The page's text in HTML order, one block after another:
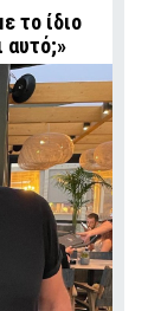
το ίδιο
αυτό;»